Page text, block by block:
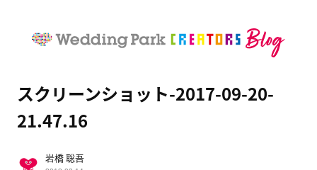
スクリーンショット-2017-09-20-
21.47.16
岩橋 聡吾